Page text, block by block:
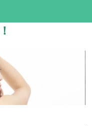
せんか？刺激